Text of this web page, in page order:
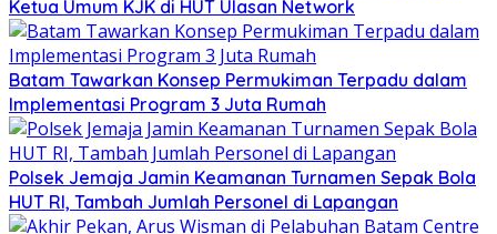
Ketua Umum KJK di HUT Ulasan Network
Batam Tawarkan Konsep Permukiman Terpadu dalam
Implementasi Program 3 Juta Rumah
Polsek Jemaja Jamin Keamanan Turnamen Sepak Bola
HUT RI, Tambah Jumlah Personel di Lapangan